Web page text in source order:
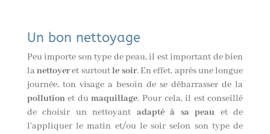
Un bon nettoyage
Peu importe son type de peau, il est important de bien
lanettoyeret surtoutle soir. En effet, après une longue
journée, ton visage a besoin de se débarrasser de la
pollutionet dumaquillage. Pour cela, il est conseillé
de choisir un nettoyant adapté à sa peau et de
l’appliquer le matin et/ou le soir selon son type de